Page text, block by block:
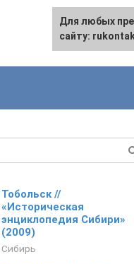
Тобольск //
«Историческая
энциклопедия Сибири»
(2009)
Сибирь
Для любых
сайту: